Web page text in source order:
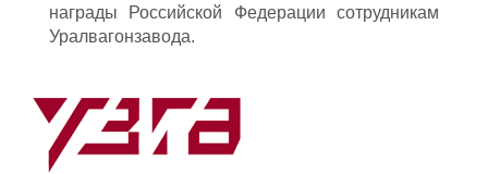
награды Российской Федерации сотрудникам
Уралвагонзавода.